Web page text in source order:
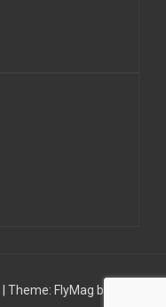
Theme: FlyMag by